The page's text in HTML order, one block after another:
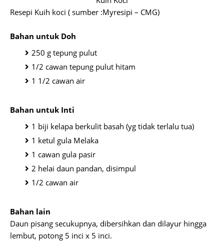
Resepi Kuih koci ( sumber :Myresipi – CMG)
Bahan untuk Doh
250 g tepung pulut
1/2 cawan tepung pulut hitam
1 1/2 cawan air
Bahan untuk Inti
1 biji kelapa berkulit basah (yg tidak terlalu tua)
1 ketul gula Melaka
1 cawan gula pasir
2 helai daun pandan, disimpul
1/2 cawan air
Bahan lain
Daun pisang secukupnya, dibersihkan dan dilayur hingga
lembut, potong 5 inci x 5 inci.